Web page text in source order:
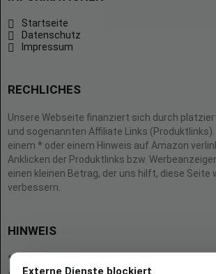
Startseite
Datenschutz
Impressum
RECHLICHES
Unsere Webseite finanziert sich durch
und sogenannten Affiliate Links
einem * oder einem Hinweis auf Amazon
Anklicken der Produktlinks bzw.
einen kleinen Betrag, der uns hilft, diese Seite
verbessern.
HINWEIS
* = Afilliate-Link (=Werbung)
Externe Dienste blockiert